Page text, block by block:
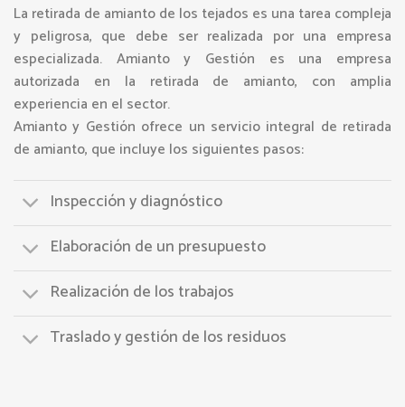
La retirada de amianto de los tejados es una tarea compleja
y peligrosa, que debe ser realizada por una empresa
especializada. Amianto y Gestión es una empresa
autorizada en la retirada de amianto, con amplia
experiencia en el sector.
Amianto y Gestión ofrece un servicio integral de retirada
de amianto, que incluye los siguientes pasos:
Inspección y diagnóstico
Elaboración de un presupuesto
Realización de los trabajos
Traslado y gestión de los residuos